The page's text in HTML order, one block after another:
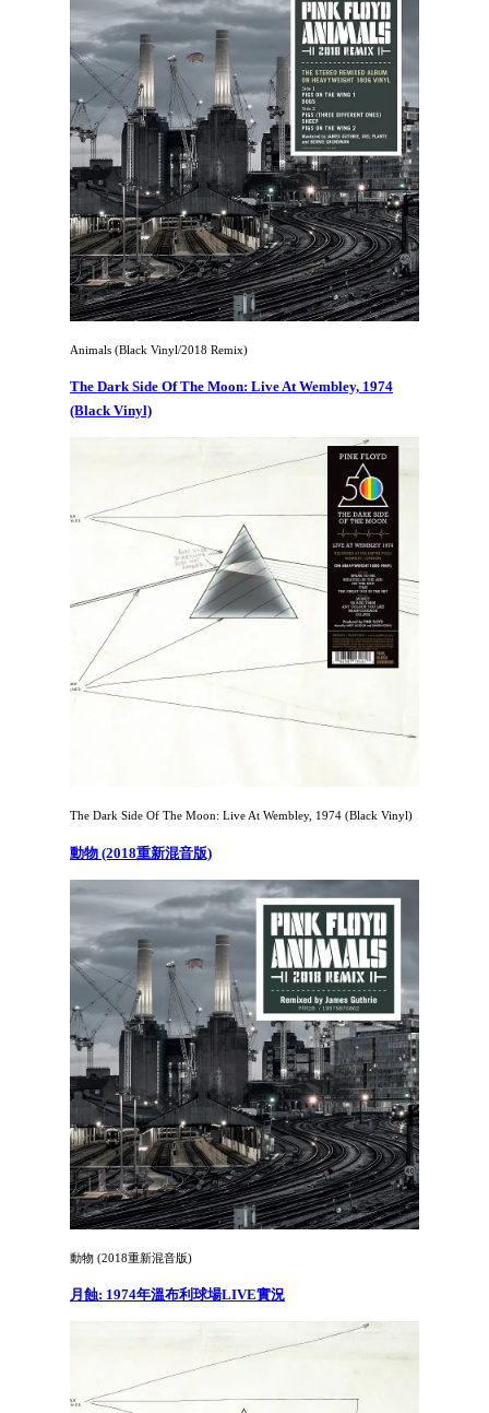
Animals (Black Vinyl/2018 Remix)
The Dark Side Of The Moon: Live At Wembley, 1974
(Black Vinyl)
The Dark Side Of The Moon: Live At Wembley, 1974 (Black Vinyl)
動物 (2018重新混音版)
動物 (2018重新混音版)
月蝕: 1974年溫布利球場LIVE實況